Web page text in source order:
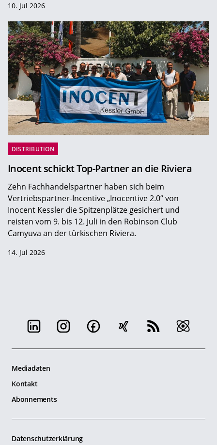
10. Jul 2026
DISTRIBUTION
Inocent schickt Top-Partner an die Riviera
Zehn Fachhandelspartner haben sich beim
Vertriebspartner-Incentive „Inocentive 2.0“ von
Inocent Kessler die Spitzenplätze gesichert und
reisten vom 9. bis 12. Juli in den Robinson Club
Camyuva an der türkischen Riviera.
14. Jul 2026
Mediadaten
Kontakt
Abonnements
Datenschutzerklärung